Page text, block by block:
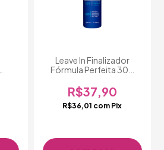
Leave In Finalizador
Fórmula Perfeita 300
R$37,90
R$36,01 com Pix